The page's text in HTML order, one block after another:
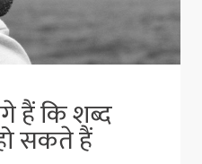
हैं कि शब्द
सकते हैं